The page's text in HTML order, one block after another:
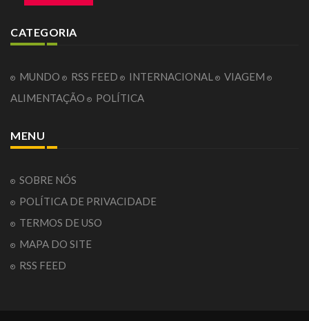
CATEGORIA
MUNDO RSS FEED INTERNACIONAL
VIAGEM
ALIMENTAÇÃO
POLÍTICA
MENU
SOBRE NÓS
POLÍTICA DE PRIVACIDADE
TERMOS DE USO
MAPA DO SITE
RSS FEED